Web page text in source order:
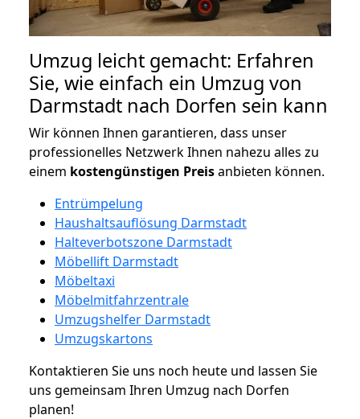
Umzug leicht gemacht: Erfahren
Sie, wie einfach ein Umzug von
Darmstadt nach Dorfen sein kann
Wir können Ihnen garantieren, dass unser
professionelles Netzwerk Ihnen nahezu alles zu
einem kostengünstigen Preisanbieten können.
Entrümpelung
Haushaltsauflösung Darmstadt
Halteverbotszone Darmstadt
Möbellift Darmstadt
Möbeltaxi
Möbelmitfahrzentrale
Umzugshelfer Darmstadt
Umzugskartons
Kontaktieren Sie uns noch heute und lassen Sie
uns gemeinsam Ihren Umzug nach Dorfen
planen!